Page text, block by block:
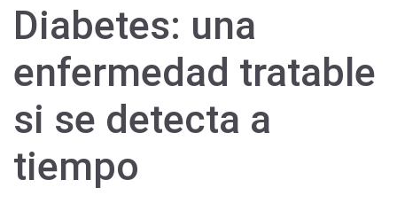
Diabetes: una
enfermedad tratable
si se detecta a
tiempo